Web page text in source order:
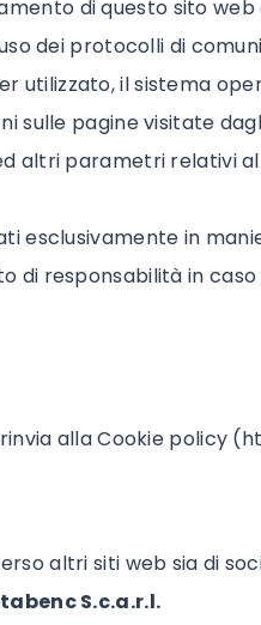
di questo sito
dei protocolli di
utilizzato, il sistema
pagine visitate
altri parametri relativi
esclusivamente in
responsabilità in
alla Cookie policy (
altri siti web sia di
S.c.a.r.l.